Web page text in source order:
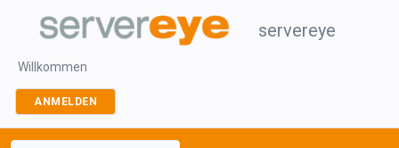
servereye
Willkommen
ANMELDEN